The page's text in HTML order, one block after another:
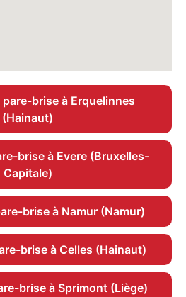
pare-brise à Erquelinnes
(Hainaut)
brise à Evere (Bruxelles-
Capitale)
brise à Namur (Namur)
brise à Celles (Hainaut)
brise à Sprimont (Liège)